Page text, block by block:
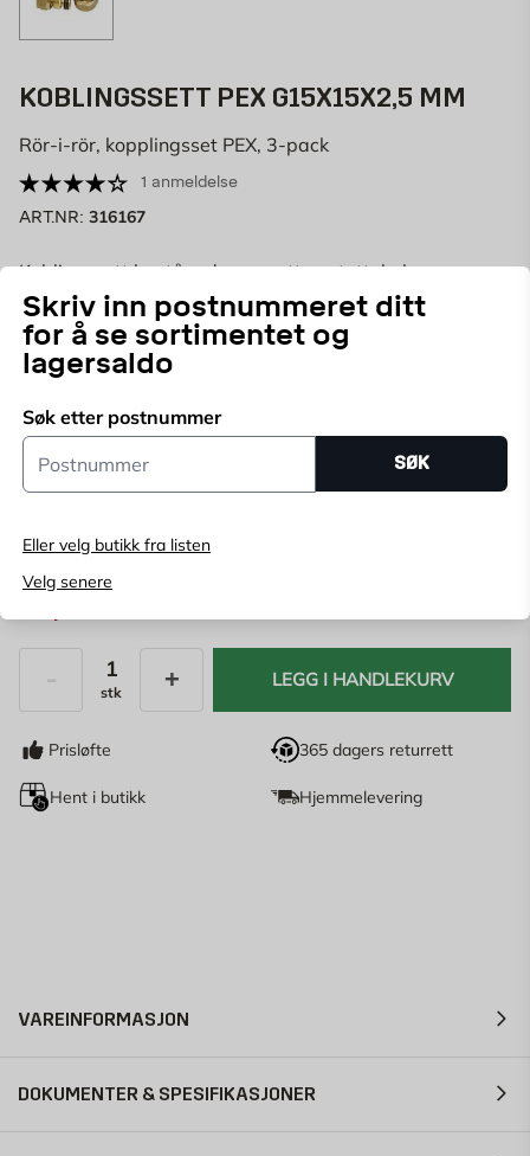
Skriv inn postnummeret ditt
for å se sortimentet og
lagersaldo
Søk etter postnummer
Postnummer
SØK
Eller velg butikk fra listen
Velg senere
KOBLINGSSETT PEX G15X15X2,5 MM
Rör-i-rör, kopplingsset PEX, 3-pack
1 anmeldelse
ART.NR: 316167
Koblingssett bestående av mutter, støttehylse og
klemring. Brukes i fordelingsrør eller i klemringskobling
for kobberrør. Bytt i så fall ut klemring og mutter fra
kobberrørkoblingen. 3-pakning.
Vis mer
Velg butikk for å se lagerstatus
Kjøp online, bestill levering i kassen
stk
LEGG I HANDLEKURV
Prisløfte 365 dagers returrett
Hent i butikk Hjemmelevering
VAREINFORMASJON
DOKUMENTER & SPESIFIKASJONER